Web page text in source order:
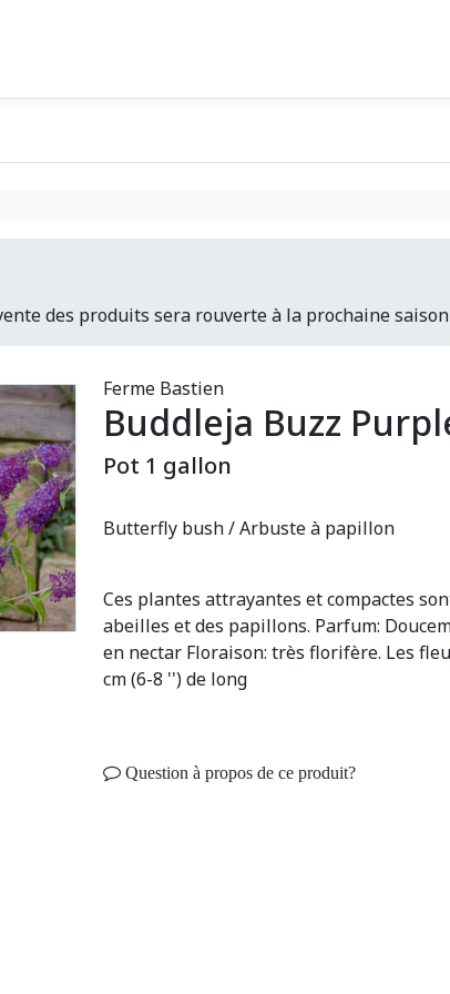
des produits sera rouverte à la prochaine
Ferme Bastien
Buddleja Buzz
Pot 1 gallon
Butterfly bush / Arbuste à papillon
Ces plantes attrayantes et compactes
abeilles et des papillons. Parfum:
en nectar Floraison: très florifère. Les
cm (6-8 '') de long
Question à propos de ce produit?